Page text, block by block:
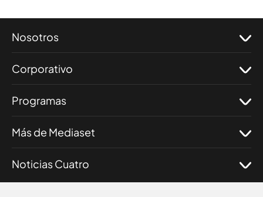
Nosotros
Corporativo
Programas
Más de Mediaset
Noticias Cuatro